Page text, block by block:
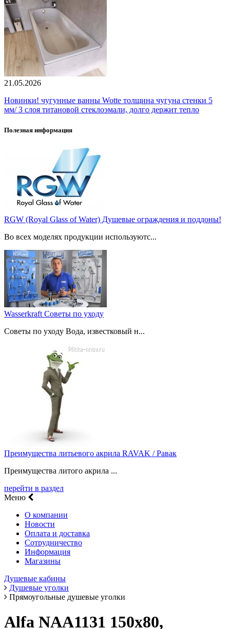
21.05.2026
Новинки! чугунные ванны Wotte толщина чугуна стенки 5
мм/ 3 слоя титановой стеклоэмали, долго держит тепло
Полезная информация
RGW (Royal Glass of Water) Душевые ограждения и поддоны!
Во всех моделях продукции используютс...
Wasserkraft Советы по уходу
Советы по уходу Вода, известковый н...
Преимущества литьевого акрила RAVAK / Равак
Преимущества литого акрила ...
перейти в раздел
Меню
О компании
Новости
Оплата и доставка
Сотрудничество
Информация
Магазины
Душевые кабины
Душевые уголки
Прямоугольные душевые уголки
Alfa NAA1131 150x80,